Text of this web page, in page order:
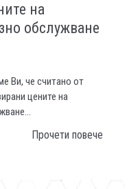
на
обслужване
Ви, че считано от
цените на
Прочети повече